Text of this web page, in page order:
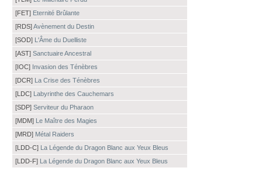
[FET] Eternité Brûlante
[RDS]Avènement du Destin
[SOD] L'Âme du Duelliste
[AST] Sanctuaire Ancestral
[IOC] Invasion des Ténèbres
[DCR] La Crise des Ténèbres
[LDC] Labyrinthe des Cauchemars
[SDP] Serviteur du Pharaon
[MDM] Le Maître des Magies
[MRD] Métal Raiders
[LDD-C] La Légende du Dragon Blanc aux Yeux Bleus
[LDD-F] La Légende du Dragon Blanc aux Yeux Bleus